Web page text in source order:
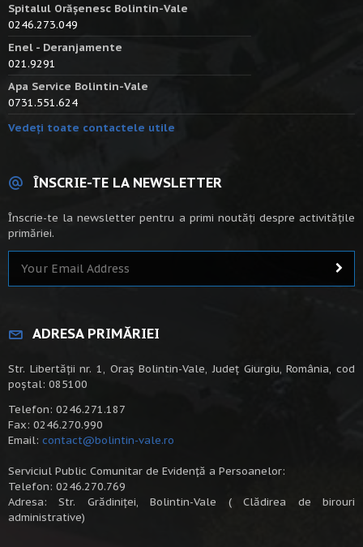
Spitalul Orășenesc Bolintin-Vale
0246.273.049
Enel - Deranjamente
021.9291
Apa Service Bolintin-Vale
0731.551.624
Vedeți toate contactele utile
ÎNSCRIE-TE LA NEWSLETTER
Înscrie-te la newsletter pentru a primi noutăți despre activitățile
primăriei.
ADRESA PRIMĂRIEI
Str. Libertății nr. 1, Oraș Bolintin-Vale, Județ Giurgiu, România, cod
poștal: 085100
Telefon: 0246.271.187
Fax: 0246.270.990
Email: contact@bolintin-vale.ro
Serviciul Public Comunitar de Evidență a Persoanelor:
Telefon: 0246.270.769
Adresa: Str. Grădiniței, Bolintin-Vale ( Clădirea de birouri
administrative)